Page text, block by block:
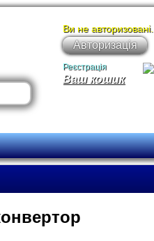
Ваш кошик
Ви не авторизовані...
Авторизація
Реєстрація